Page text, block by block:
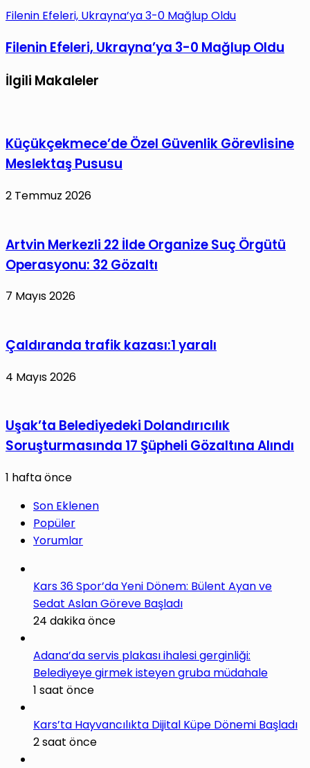
Filenin Efeleri, Ukrayna’ya 3-0 Mağlup Oldu
Filenin Efeleri, Ukrayna’ya 3-0 Mağlup Oldu
İlgili Makaleler
Küçükçekmece’de Özel Güvenlik Görevlisine
Meslektaş Pususu
2 Temmuz 2026
Artvin Merkezli 22 İlde Organize Suç Örgütü
Operasyonu: 32 Gözaltı
7 Mayıs 2026
Çaldıranda trafik kazası:1 yaralı
4 Mayıs 2026
Uşak’ta Belediyedeki Dolandırıcılık
Soruşturmasında 17 Şüpheli Gözaltına Alındı
1 hafta önce
Son Eklenen
Popüler
Yorumlar
Kars 36 Spor’da Yeni Dönem: Bülent Ayan ve
Sedat Aslan Göreve Başladı
24 dakika önce
Adana’da servis plakası ihalesi gerginliği:
Belediyeye girmek isteyen gruba müdahale
1 saat önce
Kars’ta Hayvancılıkta Dijital Küpe Dönemi Başladı
2 saat önce